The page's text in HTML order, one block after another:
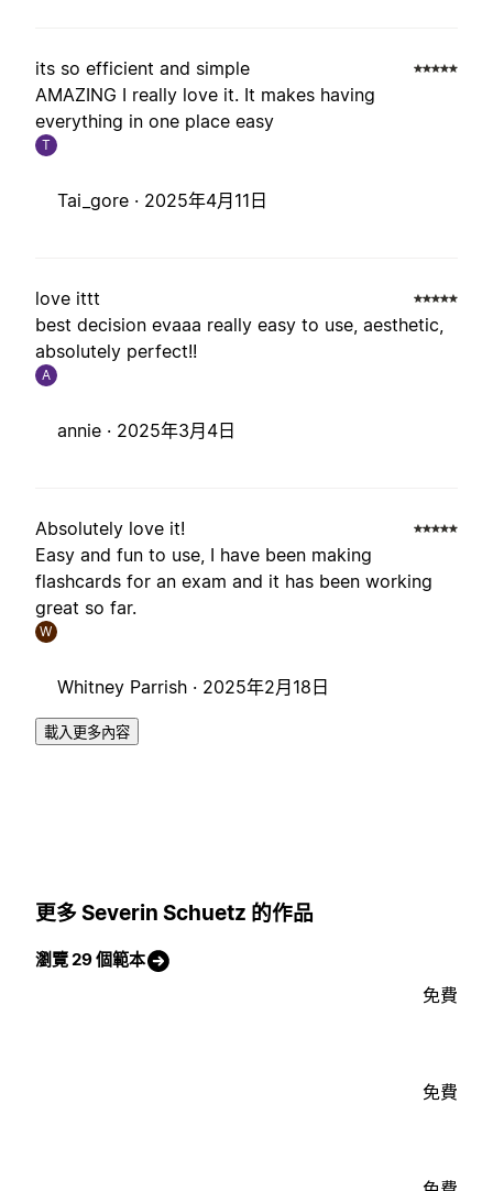
its so efficient and simple
AMAZING I really love it. It makes having
everything in one place easy
T
Tai_gore · 2025年4月11日
love ittt
best decision evaaa really easy to use, aesthetic,
absolutely perfect!!
A
annie · 2025年3月4日
Absolutely love it!
Easy and fun to use, I have been making
flashcards for an exam and it has been working
great so far.
W
Whitney Parrish · 2025年2月18日
載入更多內容
更多 Severin Schuetz 的作品
瀏覽 29 個範本
免費
免費